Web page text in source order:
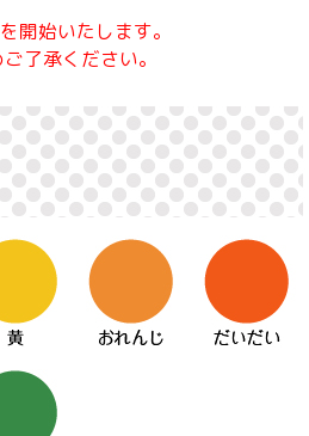
開始いたします。
了承ください。